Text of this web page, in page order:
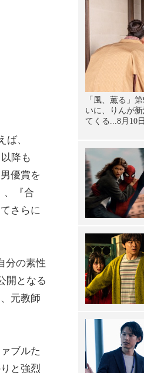
ば、
降も
優賞を
、『合
さらに
分の素性
開となる
元教師
ブルた
と強烈